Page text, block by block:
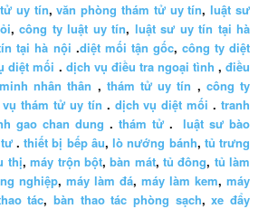
uy tín,văn phòng thám tử uy tín,luật sư
,công ty luật uy tín, luật sư uy tín tại hà
tại hà nội .diệt mối tận gốc, công ty diệt
diệt mối . dịch vụ điều tra ngoại tình ,điều
nhân thân , thám tử uy tín , công ty
thám tử uy tín . dịch vụ diệt mối .tranh
gao chan dung . thám tử.luật sư bào
.thiết bị bếp âu,lò nướng bánh, tủ trưng
thị,máy trộn bột,bàn mát, tủ đông, tủ làm
nghiệp, máy làm đá, máy làm kem, máy
tác,bàn thao tác phòng sạch,xe đẩy